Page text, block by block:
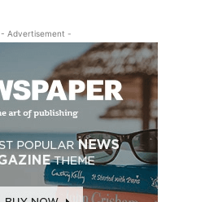
- Advertisement -